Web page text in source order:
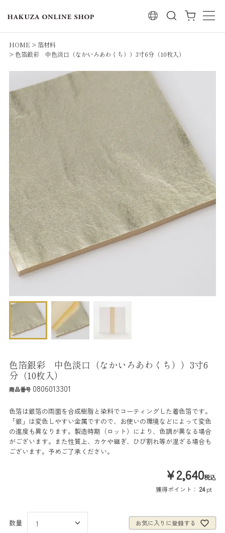
検索
HOME
箔材料
色箔銀彩 中色淡口（なかいろあわくち））3寸6分（10枚入）
色箔銀彩 中色淡口（なかいろあわくち））3寸6
分（10枚入）
商品番号 0806013301
色箔は銀箔の両面を合成樹脂と染料でコーティングした着色箔です。
「銀」は変色しやすい金属ですので、お使いの環境などによって変色
の進度も異なります。製造時期（ロット）により、色調が異なる場合
がございます。また性質上、カケや継ぎ、ひび割れ等が混ざる場合も
ございます。予めご了承ください。
¥2,640税込
獲得ポイント： 24 pt
お気に入りに登録する